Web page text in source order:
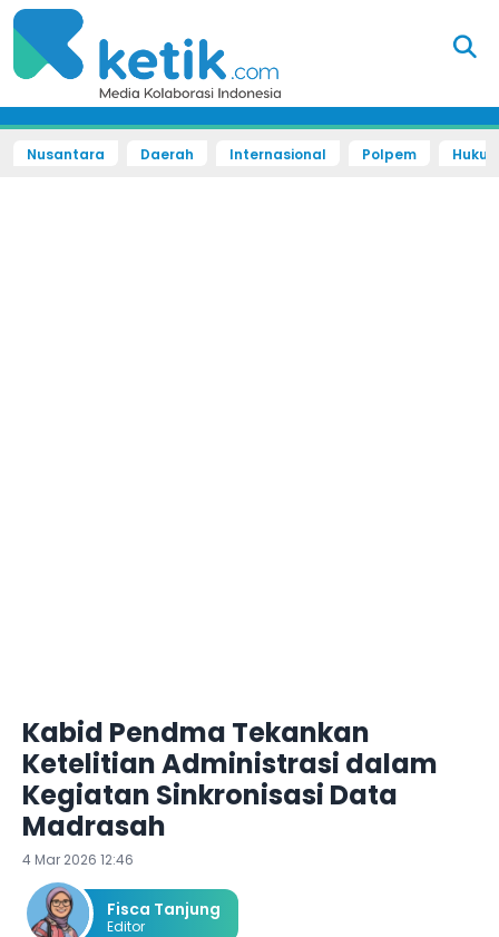
Nusantara Daerah Internasional Polpem
Kabid Pendma Tekankan
Ketelitian Administrasi dalam
Kegiatan Sinkronisasi Data
Madrasah
4 Mar 2026 12:46
Fisca Tanjung
Editor